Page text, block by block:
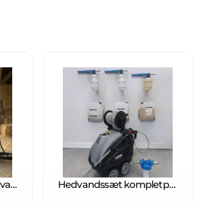
Lavor HLR 1510 LP Hedvandsrenser 230v Hedvandssæt kompletpakke 21/200